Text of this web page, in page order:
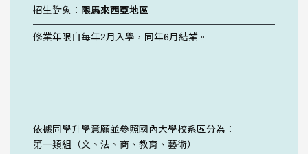
招生對象： 限馬來西亞地區
修業年限自每年2月入學，同年6月結業。
依據同學升學意願並參照國內大學校系區分為：
第一類組（文、法、商、教育、藝術）